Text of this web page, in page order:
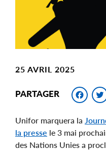
25 AVRIL 2025
PARTAGER
Unifor marquera la
la presse le 3 mai
des Nations Unies a